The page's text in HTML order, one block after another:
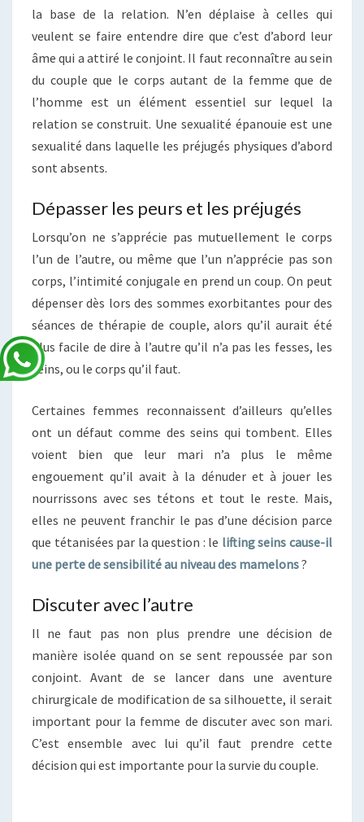
la base de la relation. N’en déplaise à celles qui
veulent se faire entendre dire que c’est d’abord leur
âme qui a attiré le conjoint. Il faut reconnaître au sein
du couple que le corps autant de la femme que de
l’homme est un élément essentiel sur lequel la
relation se construit. Une sexualité épanouie est une
sexualité dans laquelle les préjugés physiques d’abord
sont absents.
Dépasser les peurs et les préjugés
Lorsqu’on ne s’apprécie pas mutuellement le corps
l’un de l’autre, ou même que l’un n’apprécie pas son
corps, l’intimité conjugale en prend un coup. On peut
dépenser dès lors des sommes exorbitantes pour des
séances de thérapie de couple, alors qu’il aurait été
plus facile de dire à l’autre qu’il n’a pas les fesses, les
seins, ou le corps qu’il faut.
Certaines femmes reconnaissent d’ailleurs qu’elles
ont un défaut comme des seins qui tombent. Elles
voient bien que leur mari n’a plus le même
engouement qu’il avait à la dénuder et à jouer les
nourrissons avec ses tétons et tout le reste. Mais,
elles ne peuvent franchir le pas d’une décision parce
que tétanisées par la question : le lifting seins cause-il
une perte de sensibilité au niveau des mamelons?
Discuter avec l’autre
Il ne faut pas non plus prendre une décision de
manière isolée quand on se sent repoussée par son
conjoint. Avant de se lancer dans une aventure
chirurgicale de modification de sa silhouette, il serait
important pour la femme de discuter avec son mari.
C’est ensemble avec lui qu’il faut prendre cette
décision qui est importante pour la survie du couple.